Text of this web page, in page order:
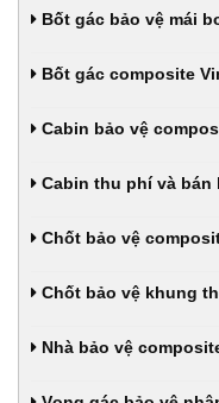
Bốt gác bảo vệ mái
Bốt gác composite
Cabin bảo vệ
Cabin thu phí và bán
Chốt bảo vệ
Chốt bảo vệ khung
Nhà bảo vệ